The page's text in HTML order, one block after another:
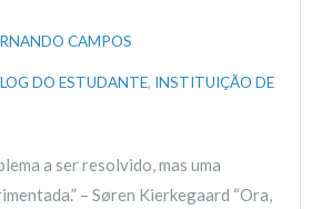
CAMPOS
DO ESTUDANTE, INSTITUIÇÃO DE
a ser resolvido, mas uma
– Søren Kierkegaard “Ora,